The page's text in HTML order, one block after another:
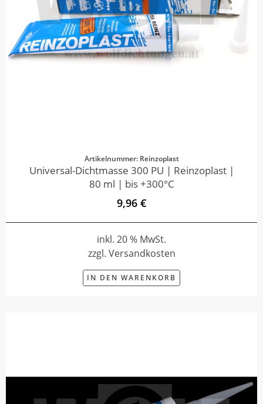
Artikelnummer: Reinzoplast
Universal-Dichtmasse 300 PU | Reinzoplast |
80 ml | bis +300°C
9,96 €
inkl. 20 % MwSt.
zzgl. Versandkosten
IN DEN WARENKORB